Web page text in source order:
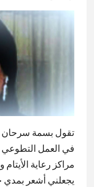
تقول بسمة سرحان
مراكز رعاية
يجعلني أشعر بمدي